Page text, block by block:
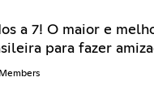
a 7! O maior e
para fazer